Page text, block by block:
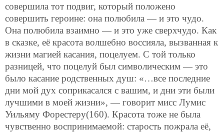
совершила тот подвиг, который положено
совершить героине: она полюбила — и это чудо.
Она полюбила взаимно — и это уже сверхчудо. Как
в сказке, её красота волшебно воссияла, вызванная к
жизни магией касания, поцелуем. С той только
разницей, что поцелуй был символическим — это
было касание родственных душ: «…все последние
дни мой дух соприкасался с вашим, и дни эти были
лучшими в моей жизни», — говорит мисс Лумис
Уильяму Форестеру(160). Красота тоже не была
чувственно воспринимаемой: старость пожрала её,